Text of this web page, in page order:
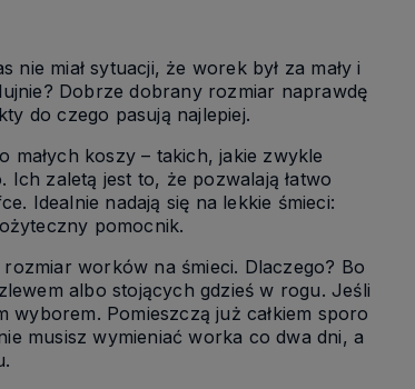
miał sytuacji, że worek był za mały i
Dobrze dobrany rozmiar naprawdę
do czego pasują najlepiej.
małych koszy – takich, jakie zwykle
zaletą jest to, że pozwalają łatwo
Idealnie nadają się na lekkie śmieci:
pomocnik.
worków na śmieci. Dlaczego? Bo
albo stojących gdzieś w rogu. Jeśli
Pomieszczą już całkiem sporo
musisz wymieniać worka co dwa dni, a